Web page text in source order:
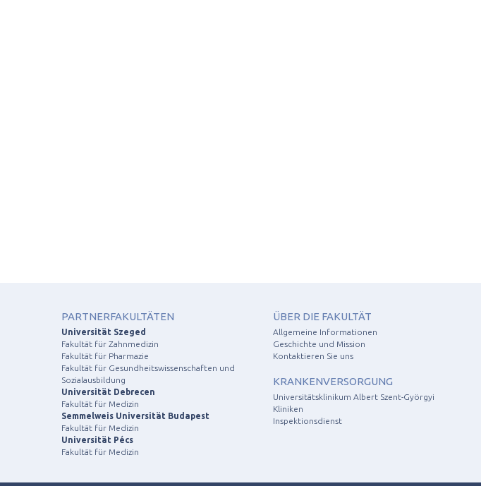
PARTNERFAKULTÄTEN
Universität Szeged
Fakultät für Zahnmedizin
Fakultät für Pharmazie
Fakultät für Gesundheitswissenschaften und
Sozialausbildung
Universität Debrecen
Fakultät für Medizin
Semmelweis Universität Budapest
Fakultät für Medizin
Universität Pécs
Fakultät für Medizin
ÜBER DIE FAKULTÄT
Allgemeine Informationen
Geschichte und Mission
Kontaktieren Sie uns
KRANKENVERSORGUNG
Universitätsklinikum Albert Szent-Györgyi
Kliniken
Inspektionsdienst